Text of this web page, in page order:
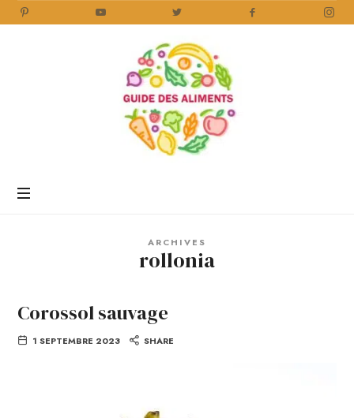
Aliments
ARCHIVES
rollonia
Corossol sauvage
1 SEPTEMBRE 2023 SHARE